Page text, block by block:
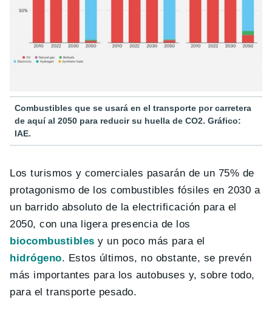
Combustibles que se usará en el transporte por carretera
de aquí al 2050 para reducir su huella de CO2. Gráfico:
IAE.
Los turismos y comerciales pasarán de un 75% de
protagonismo de los combustibles fósiles en 2030 a
un barrido absoluto de la electrificación para el
2050, con una ligera presencia de los
biocombustibles y un poco más para el
hidrógeno. Estos últimos, no obstante, se prevén
más importantes para los autobuses y, sobre todo,
para el transporte pesado.